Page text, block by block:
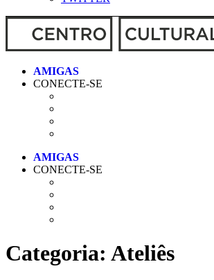
CONECTE-SE
CONECTE-SE
Categoria: Ateliês